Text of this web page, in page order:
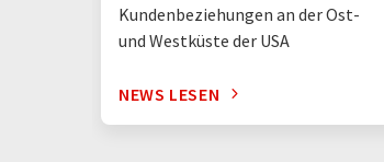
Kundenbeziehungen an der Ost-
und Westküste der USA
NEWS LESEN